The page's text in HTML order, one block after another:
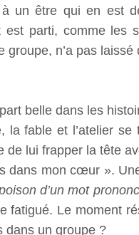
un être qui en est
est parti, comme
groupe, n’a pas
belle dans les
la fable et l’atelier
de lui frapper la tête
dans mon cœur ».
d’un mot
fatigué. Le moment
dans un groupe ?